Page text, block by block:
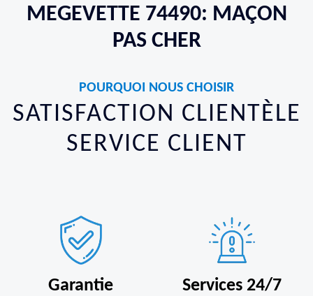
MEGEVETTE 74490: MAÇON
PAS CHER
POURQUOI NOUS CHOISIR
SATISFACTION CLIENTÈLE
SERVICE CLIENT
Garantie
Services 24/7